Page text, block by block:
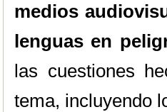
medios
lenguas en
las cuestiones
tema, incluyendo